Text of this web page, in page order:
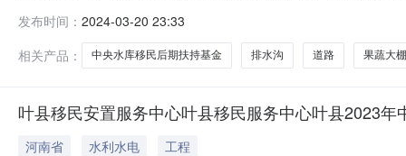
概况、地点、标段划分、招标范围、质量要求1、项目概
龙办事处
发布时间： 2024-03-20 23:33
相关产品：
中央水库移民后期扶持基金 排水沟 道路 果蔬大棚
叶县移民安置服务中心叶县移民服务中心叶县2023
河南省 水利水电
工程